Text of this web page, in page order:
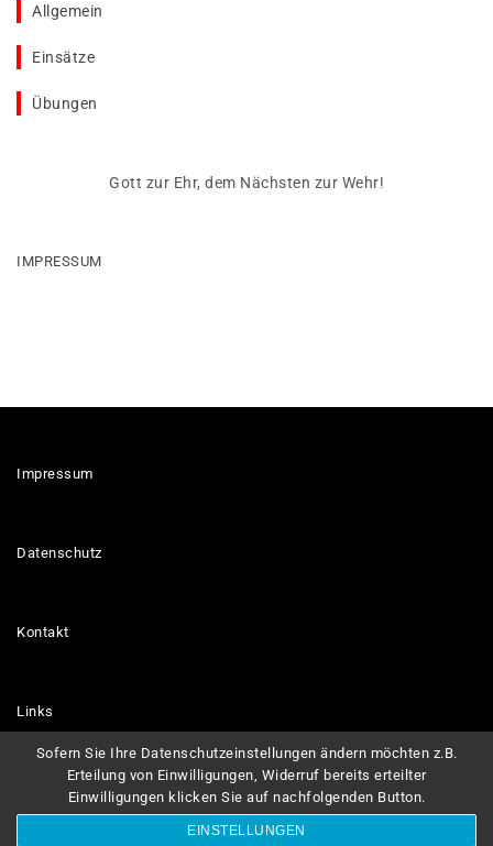
Allgemein
Einsätze
Übungen
Gott zur Ehr, dem Nächsten zur Wehr!
IMPRESSUM
Impressum
Datenschutz
Kontakt
Links
Freiwillige Feuerwehr Peterdorf © 2023. All Rights Reserved.
Sofern Sie Ihre Datenschutzeinstellungen ändern möchten z.B.
Erteilung von Einwilligungen, Widerruf bereits erteilter
Einwilligungen klicken Sie auf nachfolgenden Button.
EINSTELLUNGEN